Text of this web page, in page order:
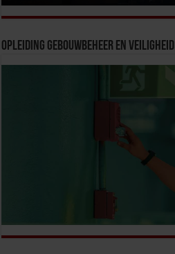
Opleiding Gebouwbeheer en veiligheid